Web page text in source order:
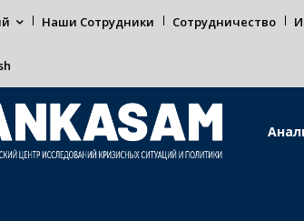
Наши Сотрудники Сотрудничество